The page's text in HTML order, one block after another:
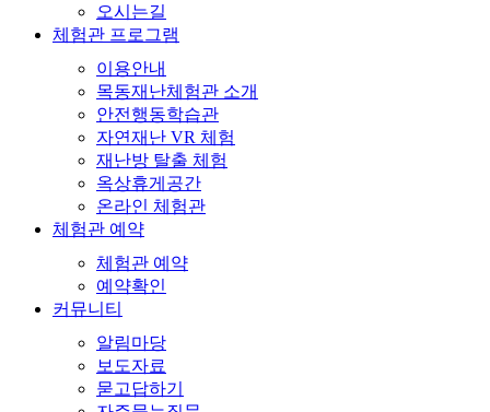
오시는길
체험관 프로그램
이용안내
목동재난체험관 소개
안전행동학습관
자연재난 VR 체험
재난방 탈출 체험
옥상휴게공간
온라인 체험관
체험관 예약
체험관 예약
예약확인
커뮤니티
알림마당
보도자료
묻고답하기